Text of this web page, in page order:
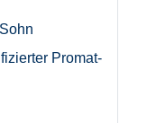
Promat-